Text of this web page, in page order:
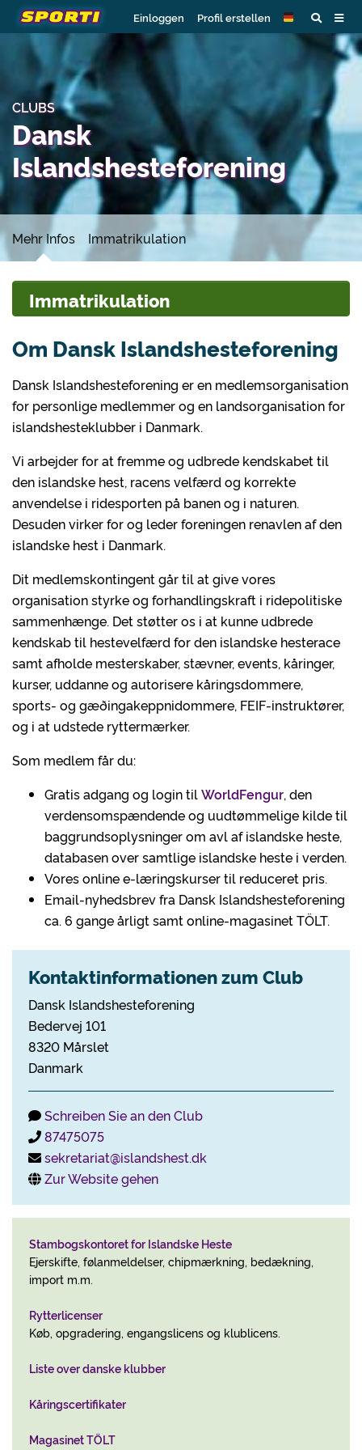
Einloggen Profil erstellen
CLUBS
Dansk
Islandshesteforening
Mehr Infos Immatrikulation
Om Dansk Islandshesteforening
Dansk Islandshesteforening er en medlemsorganisation
for personlige medlemmer og en landsorganisation for
islandshesteklubber i Danmark.
Vi arbejder for at fremme og udbrede kendskabet til
den islandske hest, racens velfærd og korrekte
anvendelse i ridesporten på banen og i naturen.
Desuden virker for og leder foreningen renavlen af den
islandske hest i Danmark.
Dit medlemskontingent går til at give vores
organisation styrke og forhandlingskraft i ridepolitiske
sammenhænge. Det støtter os i at kunne udbrede
kendskab til hestevelfærd for den islandske hesterace
samt afholde mesterskaber, stævner, events, kåringer,
kurser, uddanne og autorisere kåringsdommere,
sports- og gæðingakeppnidommere, FEIF-instruktører,
og i at udstede ryttermærker.
Som medlem får du:
Gratis adgang og login tilWorldFengur, den
verdensomspændende og uudtømmelige kilde til
baggrundsoplysninger om avl af islandske heste,
databasen over samtlige islandske heste i verden.
Vores online e-læringskurser til reduceret pris.
Email-nyhedsbrev fra Dansk Islandshesteforening
ca. 6 gange årligt samt online-magasinet TÖLT.
Kontaktinformationen zum Club
Dansk Islandshesteforening
Bedervej 101
8320 Mårslet
Danmark
Schreiben Sie an den Club
87475075
sekretariat@islandshest.dk
Zur Website gehen
Stambogskontoret for Islandske Heste
Ejerskifte, følanmeldelser, chipmærkning, bedækning,
import m.m.
Rytterlicenser
Køb, opgradering, engangslicens og klublicens.
Liste over danske klubber
Kåringscertifikater
Magasinet TÖLT
Immatrikulation